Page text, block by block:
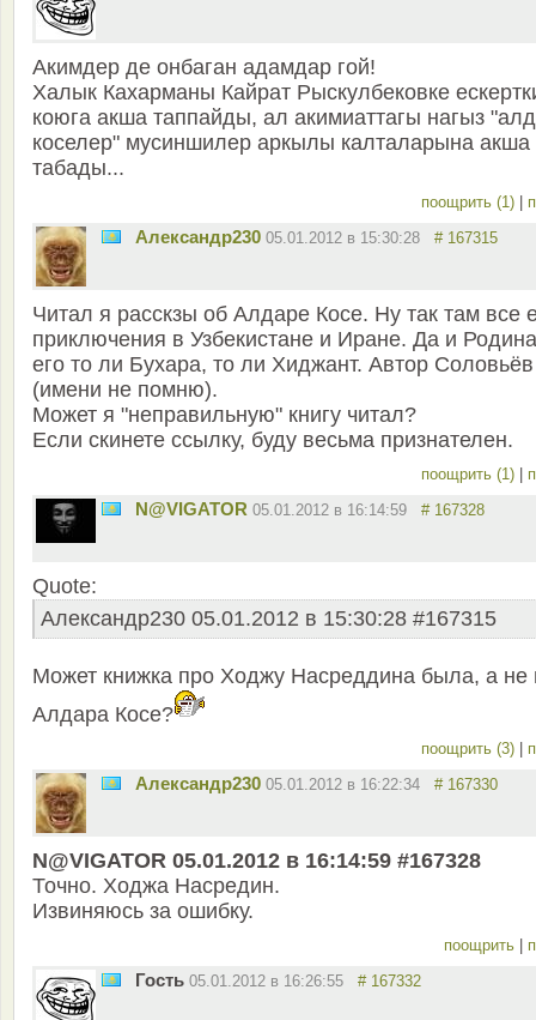
Акимдер де онбаган адамдар гой!
Халык Кахарманы Кайрат Рыскулбековке
коюга акша таппайды, ал акимиаттагы нагыз
коселер" мусиншилер аркылы калталарына акша
табады...
поощрить (1)
Александр230 05.01.2012 в 15:30:28 # 167315
Читал я расскзы об Алдаре Косе. Ну так там все
приключения в Узбекистане и Иране. Да и Родина
его то ли Бухара, то ли Хиджант. Автор Соловьёв
(имени не помню).
Может я "неправильную" книгу читал?
Если скинете ссылку, буду весьма признателен.
поощрить (1)
N@VIGATOR 05.01.2012 в 16:14:59 # 167328
Quote:
Александр230 05.01.2012 в 15:30:28 #167315
Может книжка про Ходжу Насреддина была, а не
Алдара Косе?
поощрить (3)
Александр230 05.01.2012 в 16:22:34 # 167330
N@VIGATOR 05.01.2012 в 16:14:59 #167328
Точно. Ходжа Насредин.
Извиняюсь за ошибку.
поощрить
Гость 05.01.2012 в 16:26:55 # 167332